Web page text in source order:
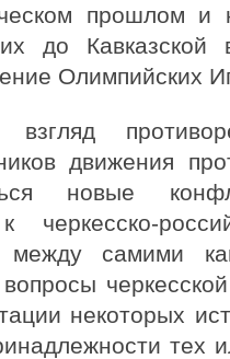
прошлом и
до
Олимпийских
движения
новые
черкесско-
между самими
некоторых
тех